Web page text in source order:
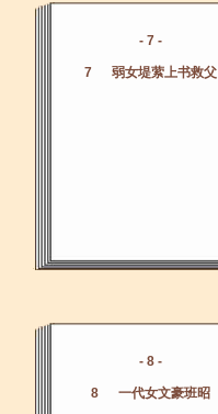
- 7 -
7 弱女堤萦上书救父
- 8 -
8 一代女文豪班昭